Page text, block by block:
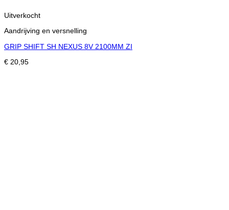
Uitverkocht
Aandrijving en versnelling
GRIP SHIFT SH NEXUS 8V 2100MM ZI
€ 20,95